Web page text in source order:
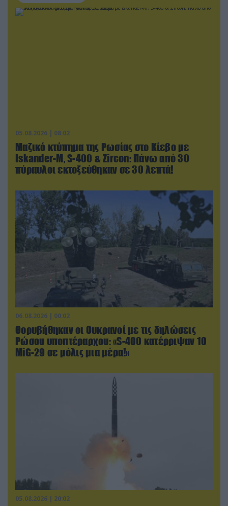
05.08.2026 | 08:02
Μαζικό κτύπημα της Ρωσίας στο Κίεβο με
Iskander-Μ, S-400 & Zircon: Πάνω από 30
πύραυλοι εκτοξεύθηκαν σε 30 λεπτά!
06.08.2026 | 00:02
Θορυβήθηκαν οι Ουκρανοί με τις δηλώσεις
Ρώσου υποπτέραρχου: «S-400 κατέρριψαν 10
MiG-29 σε μόλις μια μέρα!»
05.08.2026 | 20:02